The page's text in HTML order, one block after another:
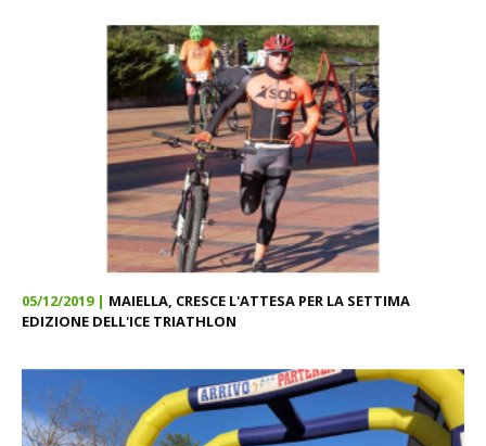
05/12/2019 | MAIELLA, CRESCE L'ATTESA PER LA SETTIMA
EDIZIONE DELL'ICE TRIATHLON